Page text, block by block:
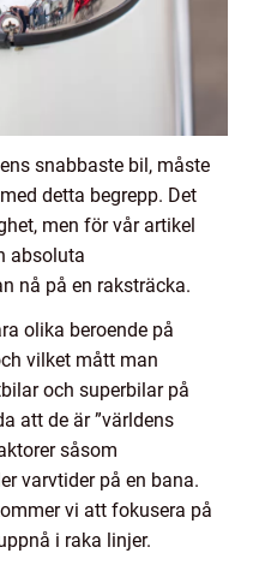
snabbaste bil, måste
detta begrepp. Det
men för vår artikel
absoluta
nå på en raksträcka.
olika beroende på
vilket mått man
och superbilar på
att de är ”världens
såsom
varvtider på en bana.
vi att fokusera på
i raka linjer.